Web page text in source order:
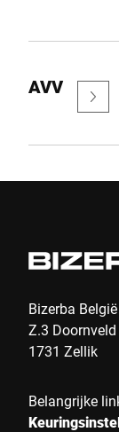
AVV
Bizerba
Z.3
1731 Zellik
Belangrijke